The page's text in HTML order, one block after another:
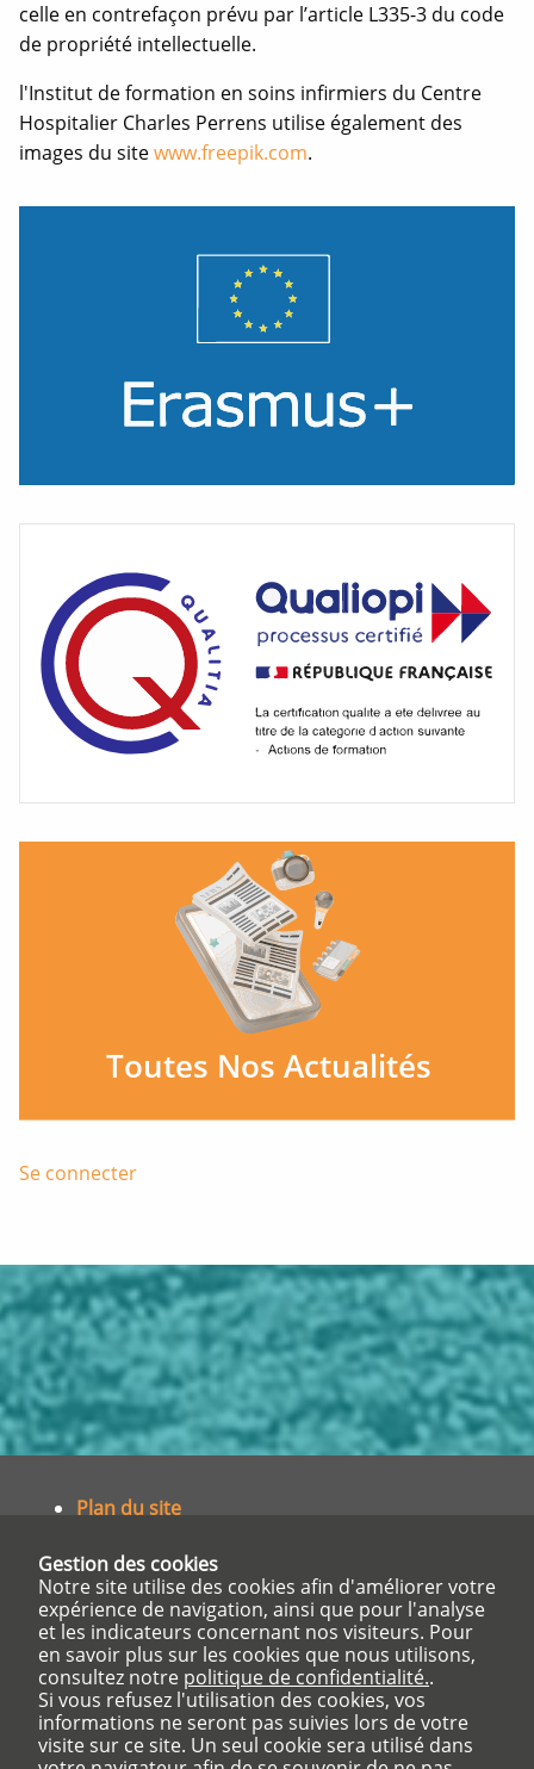
Gestion des cookies
Notre site utilise des cookies afin d'améliorer votre
expérience de navigation, ainsi que pour l'analyse
et les indicateurs concernant nos visiteurs. Pour
en savoir plus sur les cookies que nous utilisons,
consultez notre politique de confidentialité..
Si vous refusez l'utilisation des cookies, vos
informations ne seront pas suivies lors de votre
visite sur ce site. Un seul cookie sera utilisé dans
celle en contrefaçon prévu par l’article L335-3 du code
de propriété intellectuelle.
l'Institut de formation en soins infirmiers du Centre
Hospitalier Charles Perrens utilise également des
images du sitewww.freepik.com.
Se connecter
Plan du site
Accès privé
Institut de Formation en Soins Infirmiers
Centre Hospitalier Charles PERRENS
121 rue de la Béchade
CS81285